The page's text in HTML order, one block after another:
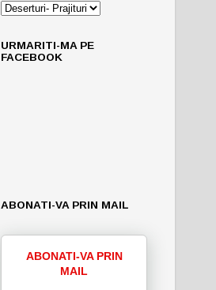
URMARITI-MA PE
FACEBOOK
ABONATI-VA PRIN MAIL
ABONATI-VA PRIN
MAIL